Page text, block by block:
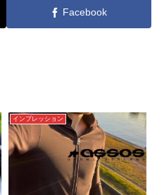
Facebook
インプレッション